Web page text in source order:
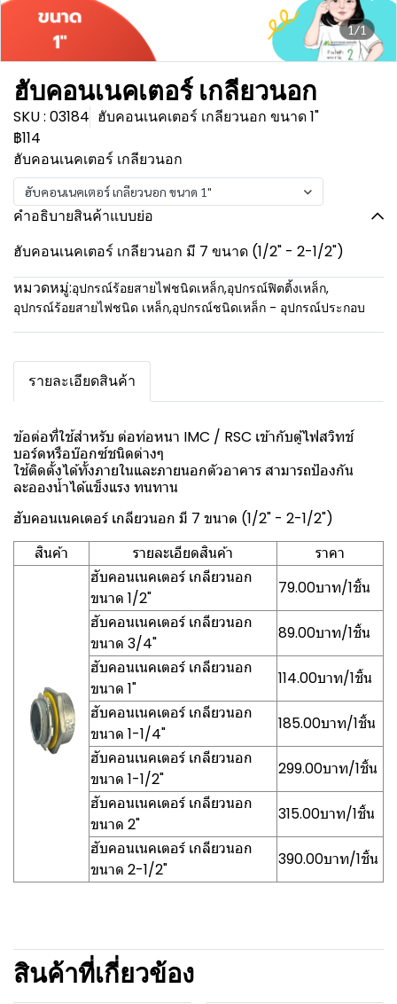
1/1
ฮับคอนเนคเตอร์ เกลียวนอก
SKU : 03184 ฮับคอนเนคเตอร์ เกลียวนอก ขนาด 1"
฿114
ฮับคอนเนคเตอร์ เกลียวนอก
ฮับคอนเนคเตอร์ เกลียวนอก ขนาด 1"
คำอธิบายสินค้าแบบย่อ
ฮับคอนเนคเตอร์ เกลียวนอก มี 7 ขนาด (1/2" - 2-1/2")
หมวดหมู่:อุปกรณ์ร้อยสายไฟชนิดเหล็ก,อุปกรณ์ฟิตติ้งเหล็ก,
อุปกรณ์ร้อยสายไฟชนิด เหล็ก,อุปกรณ์ชนิดเหล็ก - อุปกรณ์ประกอบ
รายละเอียดสินค้า
ข้อต่อที่ใช้สำหรับ ต่อท่อหนา IMC / RSC เข้ากับตู้ไฟสวิทช์
บอร์ดหรือบ๊อกซ์ชนิดต่างๆ
ใช้ติดตั้งได้ทั้งภายในและภายนอกตัวอาคาร สามารถป้องกัน
ละอองน้ำได้แข็งแรง ทนทาน
ฮับคอนเนคเตอร์ เกลียวนอก มี 7 ขนาด (1/2" - 2-1/2")
สินค้า
รายละเอียดสินค้า
ราคา
ฮับคอนเนคเตอร์ เกลียวนอก
ขนาด 1/2"
79.00บาท/1ชิ้น
ฮับคอนเนคเตอร์ เกลียวนอก
ขนาด 3/4"
89.00บาท/1ชิ้น
ฮับคอนเนคเตอร์ เกลียวนอก
ขนาด 1"
114.00บาท/1ชิ้น
ฮับคอนเนคเตอร์ เกลียวนอก
ขนาด 1-1/4"
185.00บาท/1ชิ้น
ฮับคอนเนคเตอร์ เกลียวนอก
ขนาด 1-1/2"
299.00บาท/1ชิ้น
ฮับคอนเนคเตอร์ เกลียวนอก
ขนาด 2"
315.00บาท/1ชิ้น
ฮับคอนเนคเตอร์ เกลียวนอก
ขนาด 2-1/2"
390.00บาท/1ชิ้น
สินค้าที่เกี่ยวข้อง